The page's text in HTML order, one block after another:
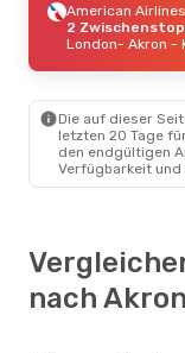
American Airlines
Newark, NJ-
American Airlines
Mo., 26. Okt.-
American Airlines
Norfolk- Akron -
American Airlines
Sa., 19. Sept.-
American Airlines
2
American Airlines
2
London- Akron -
Die auf dieser
letzten 20 Tage
den endgültigen
Verfügbarkeit und
nach